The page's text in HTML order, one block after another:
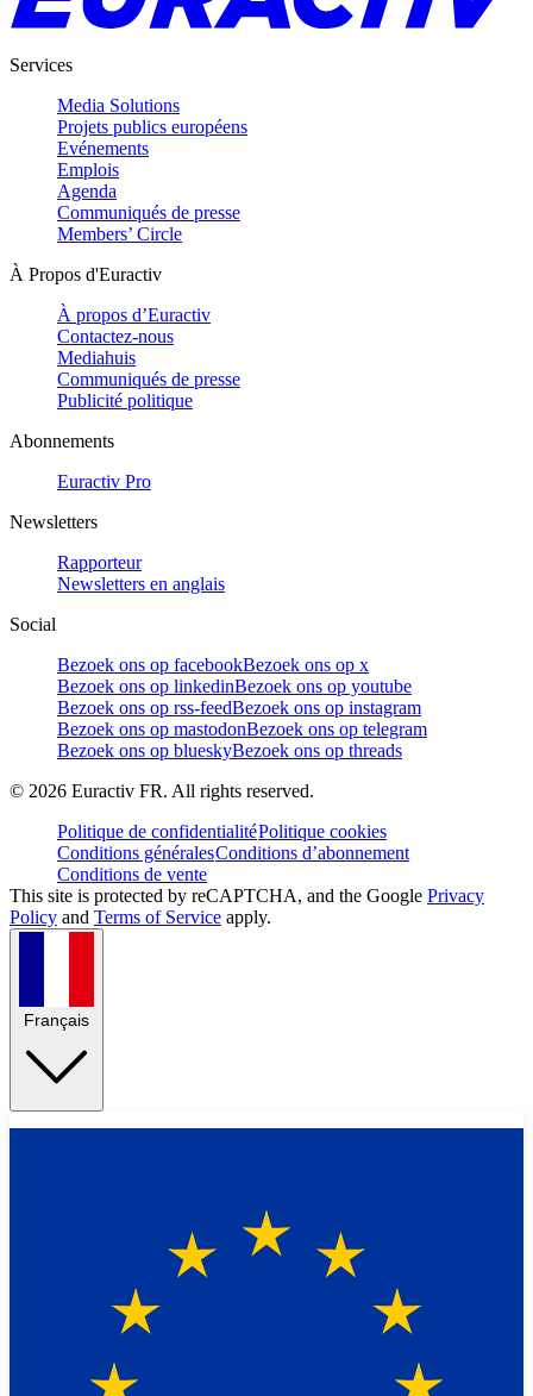
Services
Media Solutions
Projets publics européens
Evénements
Emplois
Agenda
Communiqués de presse
Members’ Circle
À Propos d'Euractiv
À propos d’Euractiv
Contactez-nous
Mediahuis
Communiqués de presse
Publicité politique
Abonnements
Euractiv Pro
Newsletters
Rapporteur
Newsletters en anglais
Social
Bezoek ons op facebookBezoek ons op x
Bezoek ons op linkedinBezoek ons op youtube
Bezoek ons op rss-feedBezoek ons op instagram
Bezoek ons op mastodonBezoek ons op telegram
Bezoek ons op blueskyBezoek ons op threads
© 2026 Euractiv FR. All rights reserved.
Politique de confidentialitéPolitique cookies
Conditions généralesConditions d’abonnement
Conditions de vente
This site is protected by reCAPTCHA, and the Google Privacy
Policy and Terms of Service apply.
Français